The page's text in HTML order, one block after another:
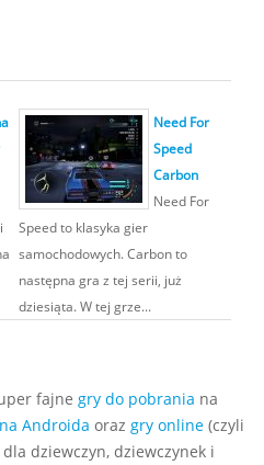
Need For
Speed
Carbon
Need For
Speed to klasyka gier
samochodowych. Carbon to
następna gra z tej serii, już
dziesiąta. W tej grze...
fajne gry do pobrania na
Androida oraz gry online (czyli
dziewczyn, dziewczynek i